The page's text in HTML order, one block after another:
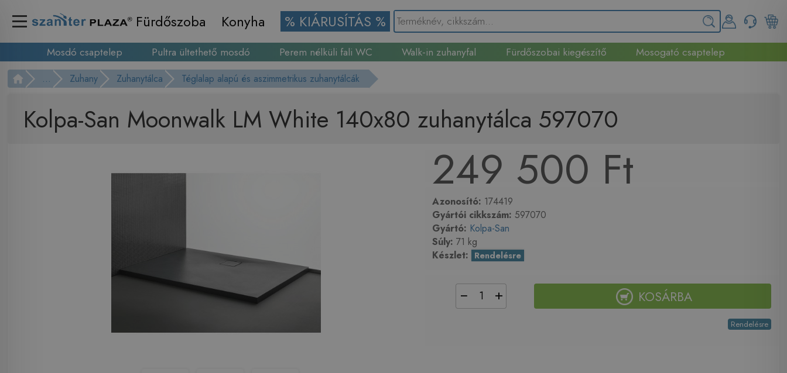
Fürdőszoba Konyha % KIÁRUSÍTÁS %
Mosdó csaptelep Pultra ültethető mosdó Perem nélküli fali WC Walk-in zuhanyfal Fürdőszobai kiegészítő
Mosogató csaptelep
Gránit mosogató
... Zuhany Zuhanytálca Téglalap alapú és aszimmetrikus zuhanytálcák
Kolpa-San Moonwalk LM White 140x80 zuhanytálca 597070
249 500 Ft
Azonosító: 174419
Gyártói cikkszám: 597070
Gyártó: Kolpa-San
Súly: 71 kg
Készlet: Rendelésre
KOSÁRBA
− +
Rendelésre